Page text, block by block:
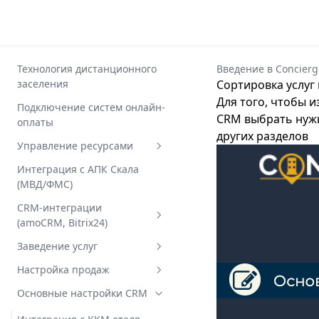
Технология дистанционного
заселения
Подключение систем онлайн-
оплаты
Управление ресурсами
Основные концепции
Настройка ресурсов
Назначение ресурсов на
услуги
Работа с календарем
(Шахматка)
Ограничения и особенности
Интеграция с АПК Скала
(МВД/ФМС)
CRM-интеграции
(amoCRM, Bitrix24)
amoCRM: подключение и
настройка чатов
Заведение услуг
Управление группами
Настройка продаж
Аттрибуты оффера
Основные настройки CRM
Введение в
Сортировка
Для того, чтобы
CRM выбрать
других разделов